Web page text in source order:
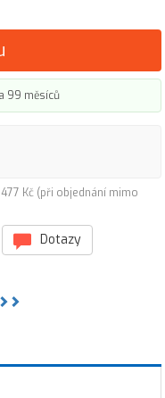
99 měsíců
477 Kč (při objednání mimo
Dotazy